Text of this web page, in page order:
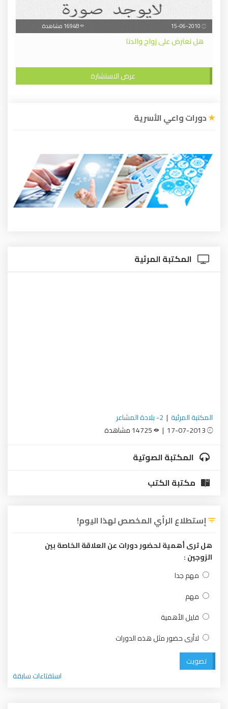
هل نعترض على زواج والدنا
عرض الاستشارة
دورات واعي الأسرية
المكتبة المرئية
المكتبة المرئية | 2- بلادة المشاعر
المكتبة الصوتية
مكتبة الكتب
إستطلاع الرأي المخصص لهذا اليوم!
هل ترى أهمية لحضور دورات عن العلاقة الخاصة بين
الزوجين :
مهم جدا
مهم
قليل الأهمية
لاأرى حضور مثل هذه الدورات
تصويت
استفتاءات سابقة